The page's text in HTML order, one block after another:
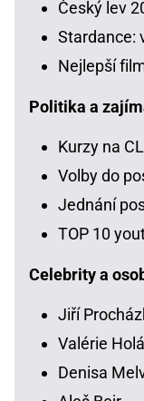
Český lev
Stardance:
Nejlepší
Politika a
Kurzy na
Volby do
Jednání
TOP 10
Celebrity a
Jiří
Valérie
Denisa